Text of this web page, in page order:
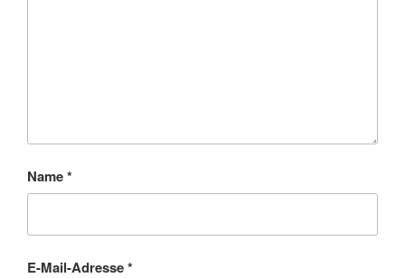
Name*
E-Mail-Adresse*